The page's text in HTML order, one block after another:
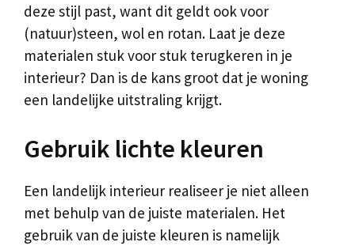
deze stijl past, want dit geldt ook voor
(natuur)steen, wol en rotan. Laat je deze
materialen stuk voor stuk terugkeren in je
interieur? Dan is de kans groot dat je woning
een landelijke uitstraling krijgt.
Gebruik lichte kleuren
Een landelijk interieur realiseer je niet alleen
met behulp van de juiste materialen. Het
gebruik van de juiste kleuren is namelijk